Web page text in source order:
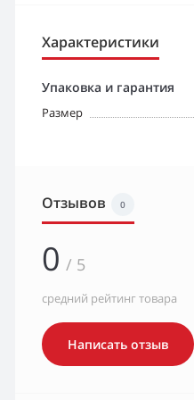
Характеристики
Упаковка и гарантия
Размер
Отзывов 0
0 / 5
средний рейтинг товара
Написать отзыв